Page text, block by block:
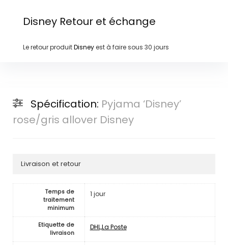
DisneyRetour et échange
Le retour produitDisneyest à faire sous 30 jours
Spécification: Pyjama ‘Disney’
rose/gris allover Disney
Livraison et retour
Temps de
traitement
minimum
1 jour
Etiquette de
livraison
DHL,La Poste